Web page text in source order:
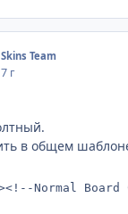
Team
г
в общем
Normal Board